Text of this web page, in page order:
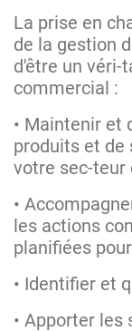
La prise en
de la gestion
d'être un véri-
commercial :
• Maintenir et
produits et de
votre sec-teur
•
les actions
planifiées
• Identifier et
• Apporter